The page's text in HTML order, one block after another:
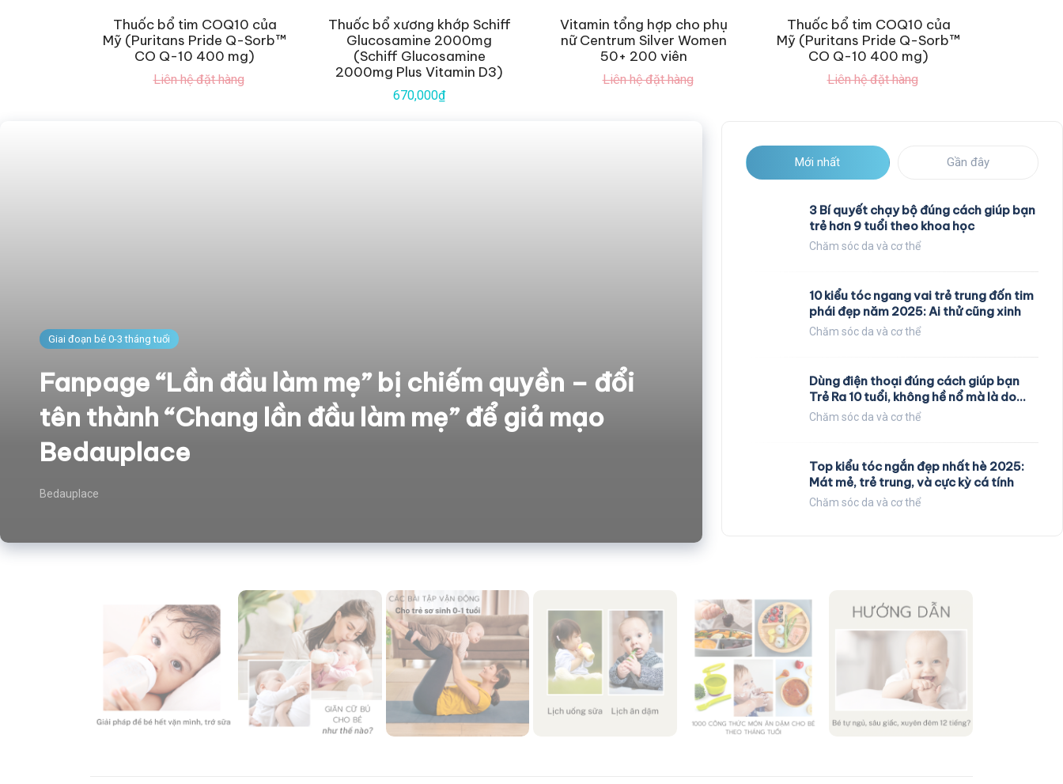
Thuốc bổ tim COQ10 của
Mỹ (Puritans Pride Q-Sorb™
CO Q-10 400 mg)
Liên hệ đặt hàng
Thuốc bổ xương khớp Schiff
Glucosamine 2000mg
(Schiff Glucosamine
2000mg Plus Vitamin D3)
670,000₫
Vitamin tổng hợp cho phụ
nữ Centrum Silver Women
50+ 200 viên
Liên hệ đặt hàng
Thuốc bổ tim COQ10 của
Mỹ (Puritans Pride Q-Sorb™
CO Q-10 400 mg)
Liên hệ đặt hàng
Giai đoạn bé 0-3 tháng tuổi
Fanpage “Lần đầu làm mẹ” bị chiếm quyền – đổi
tên thành “Chang lần đầu làm mẹ” để giả mạo
Bedauplace
Bedauplace
Mới nhất Gần đây
3 Bí quyết chạy bộ đúng cách giúp bạn
trẻ hơn 9 tuổi theo khoa học
Chăm sóc da và cơ thể
10 kiểu tóc ngang vai trẻ trung đốn tim
phái đẹp năm 2025: Ai thử cũng xinh
Chăm sóc da và cơ thể
Dùng điện thoại đúng cách giúp bạn
Trẻ Ra 10 tuổi, không hề nổ mà là do
các nhà khoa học nghiên cứu
Chăm sóc da và cơ thể
Top kiểu tóc ngắn đẹp nhất hè 2025:
Mát mẻ, trẻ trung, và cực kỳ cá tính
Chăm sóc da và cơ thể